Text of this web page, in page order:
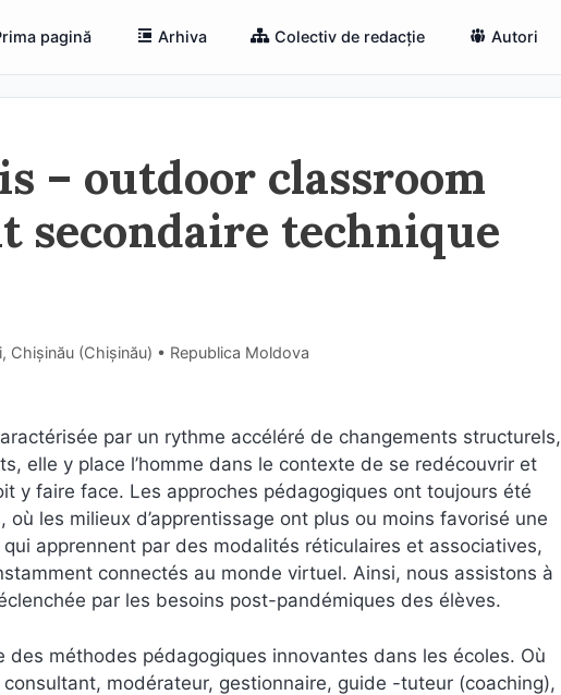
pagină Arhiva Colectiv de redacție Autori
– outdoor classroom
secondaire technique
Chișinău (Chişinău) • Republica Moldova
par un rythme accéléré de changements structurels,
elle y place l’homme dans le contexte de se redécouvrir et
y faire face. Les approches pédagogiques ont toujours été
les milieux d’apprentissage ont plus ou moins favorisé une
apprennent par des modalités réticulaires et associatives,
connectés au monde virtuel. Ainsi, nous assistons à
par les besoins post-pandémiques des élèves.
des méthodes pédagogiques innovantes dans les écoles. Où
modérateur, gestionnaire, guide -tuteur (coaching),